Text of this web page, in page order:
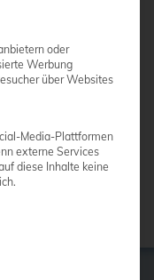
>
oder
Werbung
über Websites
Media-Plattformen
externe Services
diese Inhalte keine